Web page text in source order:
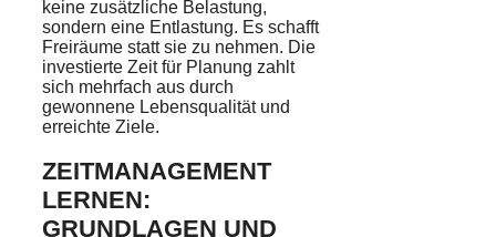
keine zusätzliche Belastung,
sondern eine Entlastung. Es schafft
Freiräume statt sie zu nehmen. Die
investierte Zeit für Planung zahlt
sich mehrfach aus durch
gewonnene Lebensqualität und
erreichte Ziele.
ZEITMANAGEMENT
LERNEN:
GRUNDLAGEN UND